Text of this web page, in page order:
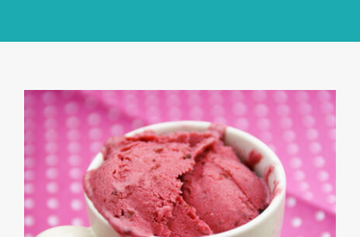
Über mich
Kontakt